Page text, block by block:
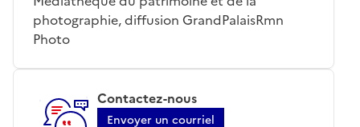
photographie, diffusion GrandPalaisRmn
Photo
Contactez-nous
Envoyer un courriel